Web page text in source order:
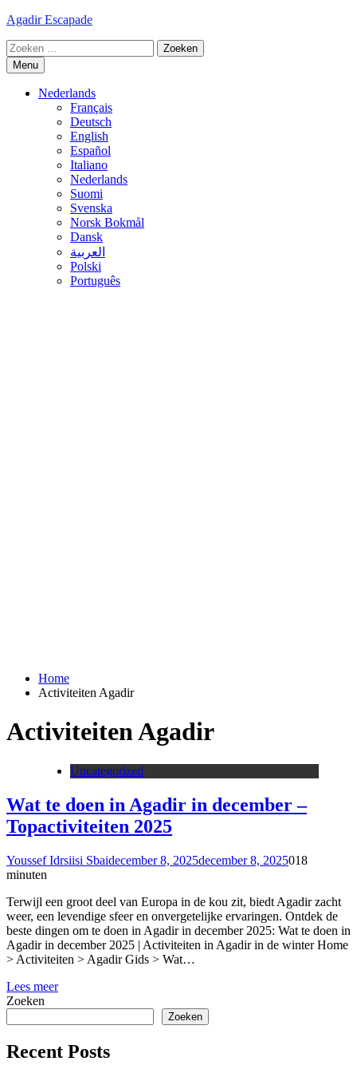
Ga
de
inhoud
Agadir Escapade
Zoeken
naar:
Menu
Nederlands
Français
Deutsch
English
Español
Italiano
Nederlands
Suomi
Svenska
Norsk Bokmål
Dansk
العربية
Polski
Português
Home
Activiteiten Agadir
Activiteiten Agadir
Uncategorized
Wat te doen in Agadir in december –
Topactiviteiten 2025
Youssef Idrsiisi Sbaidecember 8, 2025december 8, 2025018
minuten
Terwijl een groot deel van Europa in de kou zit, biedt Agadir zacht
weer, een levendige sfeer en onvergetelijke ervaringen. Ontdek de
beste dingen om te doen in Agadir in december 2025: Wat te doen in
Agadir in december 2025 | Activiteiten in Agadir in de winter Home
> Activiteiten > Agadir Gids > Wat…
Lees meer
Zoeken
Zoeken
Recent Posts